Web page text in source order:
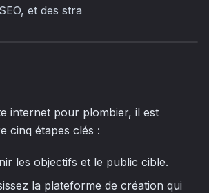
et des stra
internet pour plombier, il est
cinq étapes clés :
les objectifs et le public cible.
la plateforme de création qui